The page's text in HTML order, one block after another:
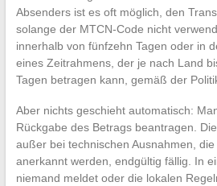
Absenders ist es oft möglich, den
solange der MTCN-Code nicht
innerhalb von fünfzehn Tagen oder in
eines Zeitrahmens, der je nach Land
Tagen betragen kann, gemäß der
Aber nichts geschieht automatisch:
Rückgabe des Betrags beantragen.
außer bei technischen Ausnahmen,
anerkannt werden, endgültig fällig. In
niemand meldet oder die lokalen